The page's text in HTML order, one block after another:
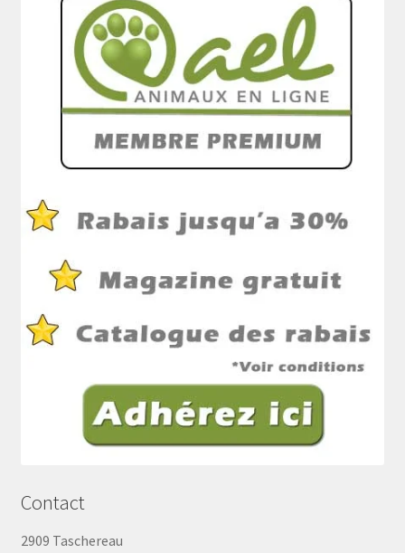
Contact
2909 Taschereau